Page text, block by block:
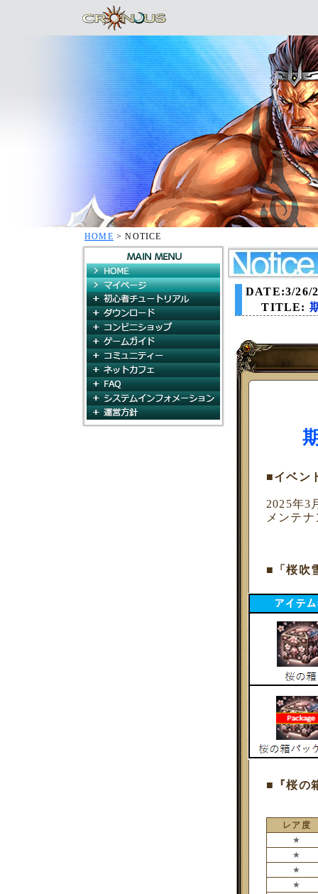
HOME > NOTICE
HOME
マイページ
初心者チュートリアル
ダウンロード
ゲームガイド
コミュニティ
ネットカフェ
DATE:3/26/
TITLE:
■イベン
2025年3
メンテ
■「桜吹
■『桜の
レア度
★
★
★
★